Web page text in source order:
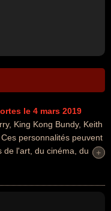
le 4 mars 2019
King Kong Bundy, Keith
personnalités peuvent
de l'art, du cinéma, du
théâtre, de l'histoire, de
cinéaste, homme
+
+